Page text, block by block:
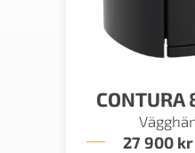
CONTURA
27 900 kr